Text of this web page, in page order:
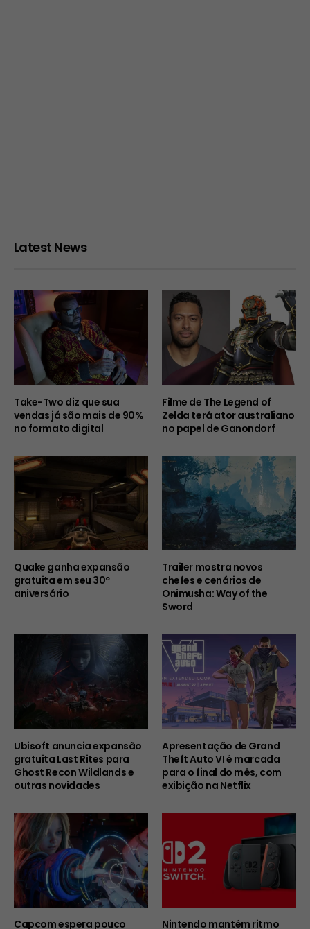
Latest News
Take-Two diz que sua
vendas já são mais de 90%
no formato digital
Filme de The Legend of
Zelda terá ator australiano
no papel de Ganondorf
Quake ganha expansão
gratuita em seu 30º
aniversário
Trailer mostra novos
chefes e cenários de
Onimusha: Way of the
Sword
Ubisoft anuncia expansão
gratuita Last Rites para
Ghost Recon Wildlands e
outras novidades
Apresentação de Grand
Theft Auto VI é marcada
para o final do mês, com
exibição na Netflix
Capcom espera pouco Nintendo mantém ritmo